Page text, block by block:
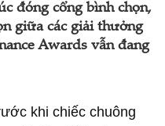
đóng cổng bình chọn,
giữa các giải thưởng
Awards vẫn đang
khi chiếc chuông